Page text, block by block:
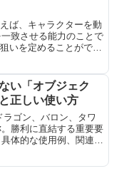
ば、キャラクターを動
致させる能力のことで
いを定めることがで
受けます。
い「オブジェク
正しい使い方
ラゴン、バロン、タワ
勝利に直結する重要要
体的な使用例、関連用